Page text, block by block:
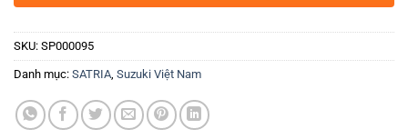
SKU: SP000095
Danh mục: SATRIA Suzuki Việt Nam